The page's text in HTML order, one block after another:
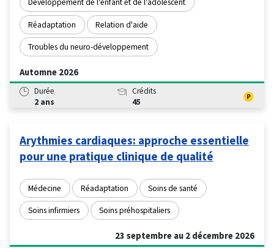
Développement de l'enfant et de l'adolescent
Réadaptation Relation d'aide
Troubles du neuro-développement
Automne 2026
Durée
2 ans
Crédits
45
Arythmies cardiaques: approche essentielle
pour une pratique clinique de qualité
Médecine Réadaptation Soins de santé
Soins infirmiers Soins préhospitaliers
23 septembre au 2 décembre 2026